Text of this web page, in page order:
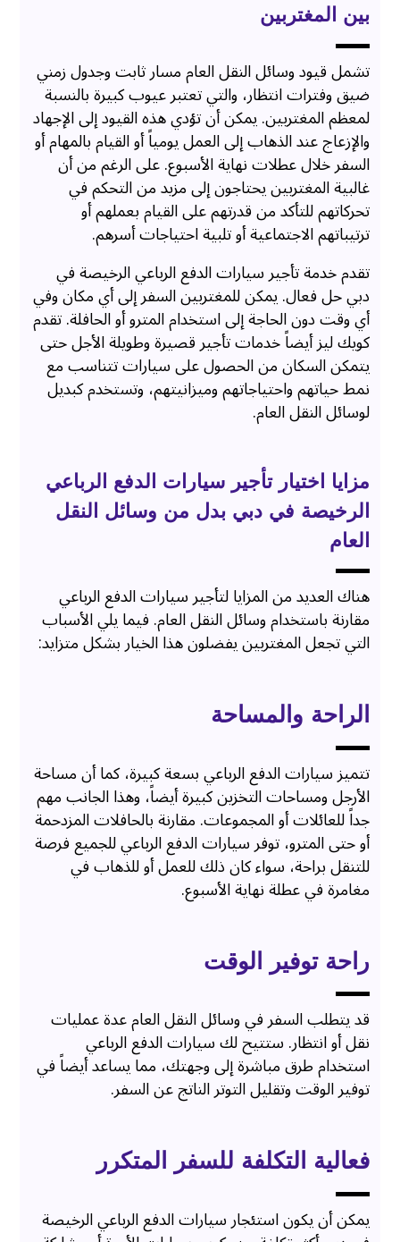
بين المغتربين
تشمل قيود وسائل النقل العام مسار ثابت وجدول زمني
ضيق وفترات انتظار، والتي تعتبر عيوب كبيرة بالنسبة
لمعظم المغتربين. يمكن أن تؤدي هذه القيود إلى الإجهاد
والإزعاج عند الذهاب إلى العمل يومياً أو القيام بالمهام أو
السفر خلال عطلات نهاية الأسبوع. على الرغم من أن
غالبية المغتربين يحتاجون إلى مزيد من التحكم في
تحركاتهم للتأكد من قدرتهم على القيام بعملهم أو
ترتيباتهم الاجتماعية أو تلبية احتياجات أسرهم.
تقدم خدمة تأجير سيارات الدفع الرباعي الرخيصة في
دبي حل فعال. يمكن للمغتربين السفر إلى أي مكان وفي
أي وقت دون الحاجة إلى استخدام المترو أو الحافلة. تقدم
كويك ليز أيضاً خدمات تأجير قصيرة وطويلة الأجل حتى
يتمكن السكان من الحصول على سيارات تتناسب مع
نمط حياتهم واحتياجاتهم وميزانيتهم، وتستخدم كبديل
لوسائل النقل العام.
مزايا اختيار تأجير سيارات الدفع الرباعي
الرخيصة في دبي بدل من وسائل النقل
العام
هناك العديد من المزايا لتأجير سيارات الدفع الرباعي
مقارنة باستخدام وسائل النقل العام. فيما يلي الأسباب
التي تجعل المغتربين يفضلون هذا الخيار بشكل متزايد:
الراحة والمساحة
تتميز سيارات الدفع الرباعي بسعة كبيرة، كما أن مساحة
الأرجل ومساحات التخزين كبيرة أيضاً، وهذا الجانب مهم
جداً للعائلات أو المجموعات. مقارنة بالحافلات المزدحمة
أو حتى المترو، توفر سيارات الدفع الرباعي للجميع فرصة
للتنقل براحة، سواء كان ذلك للعمل أو للذهاب في
مغامرة في عطلة نهاية الأسبوع.
راحة توفير الوقت
قد يتطلب السفر في وسائل النقل العام عدة عمليات
نقل أو انتظار. ستتيح لك سيارات الدفع الرباعي
استخدام طرق مباشرة إلى وجهتك، مما يساعد أيضاً في
توفير الوقت وتقليل التوتر الناتج عن السفر.
فعالية التكلفة للسفر المتكرر
يمكن أن يكون استئجار سيارات الدفع الرباعي الرخيصة